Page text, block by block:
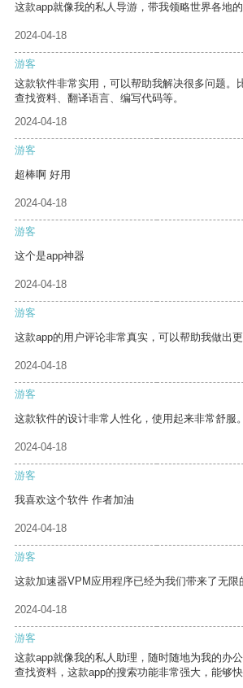
这款app就像我的私人导游，带我领略世界各地的
2024-04-18
游客
这款软件非常实用，可以帮助我解决很多问题。
查找资料、翻译语言、编写代码等。
2024-04-18
游客
超棒啊 好用
2024-04-18
游客
这个是app神器
2024-04-18
游客
这款app的用户评论非常真实，可以帮助我做出更
2024-04-18
游客
这款软件的设计非常人性化，使用起来非常舒服。
2024-04-18
游客
我喜欢这个软件 作者加油
2024-04-18
游客
这款加速器VPM应用程序已经为我们带来了无限
2024-04-18
游客
这款app就像我的私人助理，随时随地为我的办
查找资料，这款app的搜索功能非常强大，能够